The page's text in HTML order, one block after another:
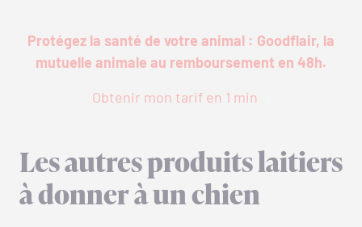
Protégez la santé de votre animal : Goodflair, la
mutuelle animale au remboursement en 48h.
Obtenir mon tarif en 1 min
Les autres produits laitiers
à donner à un chien